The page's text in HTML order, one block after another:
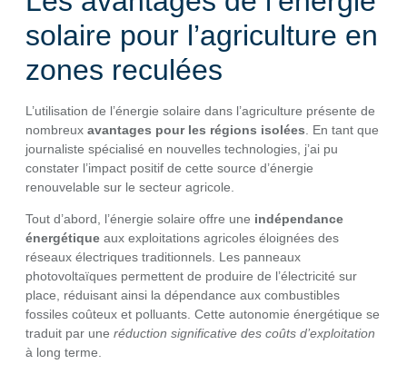
solaire pour l’agriculture en
zones reculées
L’utilisation de l’énergie solaire dans l’agriculture présente de
nombreux avantages pour les régions isolées . En tant que
journaliste spécialisé en nouvelles technologies, j’ai pu
constater l’impact positif de cette source d’énergie
renouvelable sur le secteur agricole.
Tout d’abord, l’énergie solaire offre une indépendance
énergétique aux exploitations agricoles éloignées des
réseaux électriques traditionnels. Les panneaux
photovoltaïques permettent de produire de l’électricité sur
place, réduisant ainsi la dépendance aux combustibles
fossiles coûteux et polluants. Cette autonomie énergétique se
traduit par une réduction significative des coûts d’exploitation
à long terme.